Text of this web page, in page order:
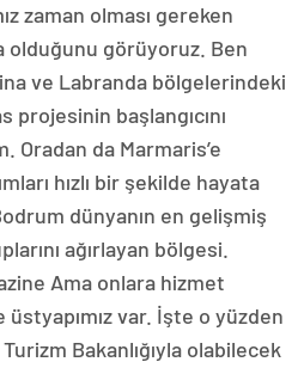
zaman olması gereken
olduğunu görüyoruz. Ben
ve Labranda bölgelerindeki
başlangıcını
Oradan da Marmaris’e
hızlı bir şekilde hayata
dünyanın en gelişmiş
ağırlayan bölgesi.
Ama onlara hizmet
üstyapımız var. İşte o yüzden
Bakanlığıyla olabilecek